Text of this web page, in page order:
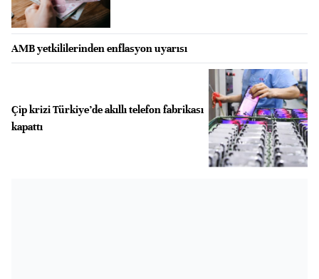
AMB yetkililerinden enflasyon uyarısı
Çip krizi Türkiye’de akıllı telefon fabrikası
kapattı